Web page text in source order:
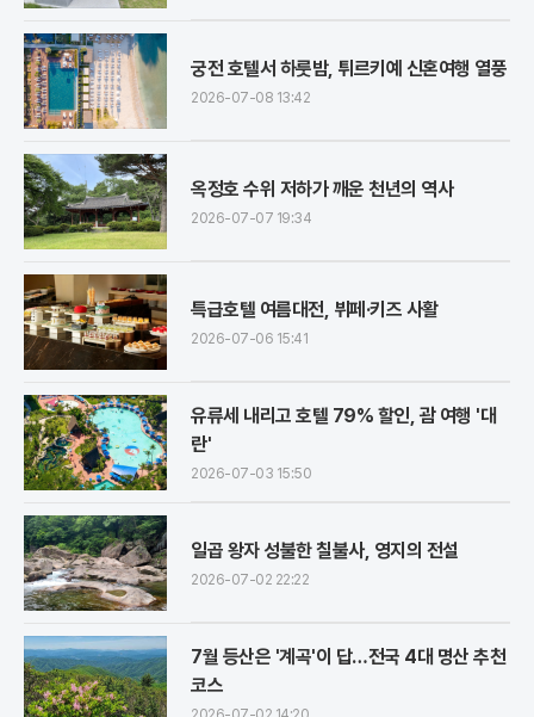
궁전 호텔서 하룻밤, 튀르키예 신혼여행 열풍
2026-07-08 13:42
옥정호 수위 저하가 깨운 천년의 역사
2026-07-07 19:34
특급호텔 여름대전, 뷔페·키즈 사활
2026-07-06 15:41
유류세 내리고 호텔 79% 할인, 괌 여행 '대
란'
2026-07-03 15:50
일곱 왕자 성불한 칠불사, 영지의 전설
2026-07-02 22:22
7월 등산은 '계곡'이 답…전국 4대 명산 추천
코스